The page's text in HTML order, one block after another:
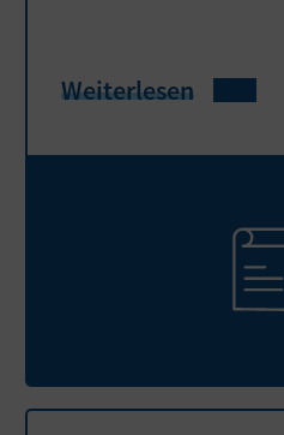
Weiterlesen